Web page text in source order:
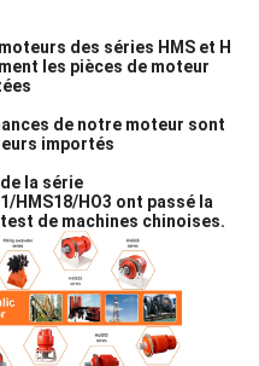
des séries HMS et H
les pièces de moteur
de notre moteur sont
importés
la série
HMS18/HO3 ont passé la
de machines chinoises.